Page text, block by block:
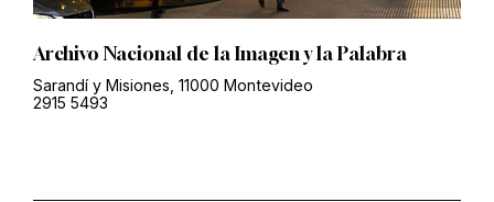
Archivo Nacional de la Imagen y la Palabra
Sarandí y Misiones, 11000 Montevideo
2915 5493